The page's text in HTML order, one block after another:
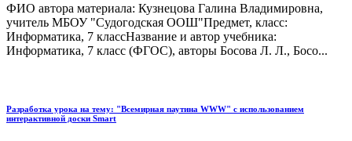
ФИО автора материала: Кузнецова Галина Владимировна,
учитель МБОУ "Судогодская ООШ"Предмет, класс:
Информатика, 7 классНазвание и автор учебника:
Информатика, 7 класс (ФГОС), авторы Босова Л. Л., Босо...
Разработка урока на тему: "Всемирная паутина WWW" с использованием
интерактивной доски Smart